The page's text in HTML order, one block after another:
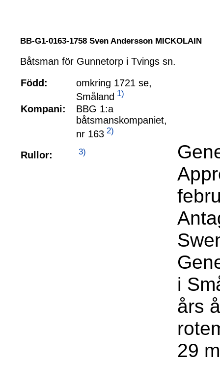
BB-G1-0163-1758 Sven Andersson MICKOLAIN
Båtsman för Gunnetorp i Tvings sn.
Född:
omkring 1721 se,
Småland 1)
Kompani:
BBG 1:a
båtsmanskompaniet,
nr 163 2)
Rullor: 3)
i
års
29